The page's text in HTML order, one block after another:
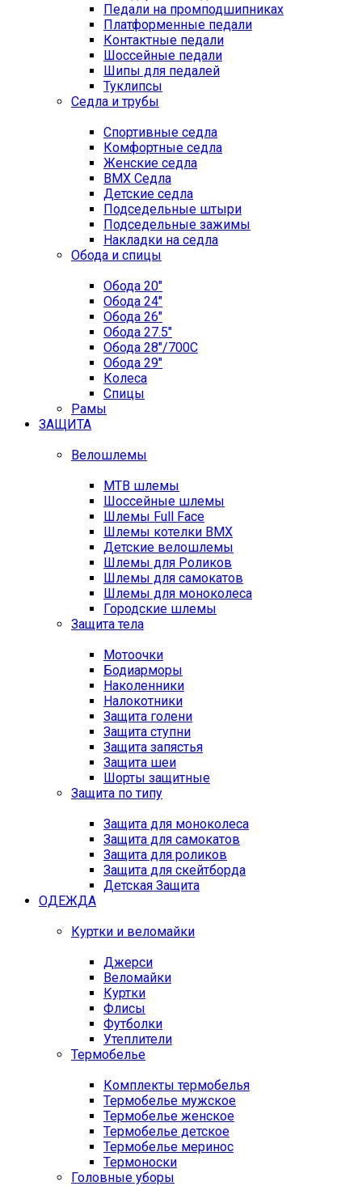
Педали на промподшипниках
Платформенные педали
Контактные педали
Шоссейные педали
Шипы для педалей
Туклипсы
Седла и трубы
Спортивные седла
Комфортные седла
Женские седла
BMX Седла
Детские седла
Подседельные штыри
Подседельные зажимы
Накладки на седла
Обода и спицы
Обода 20"
Обода 24"
Обода 26"
Обода 27.5"
Обода 28"/700C
Обода 29"
Колеса
Спицы
Рамы
ЗАЩИТА
Велошлемы
MTB шлемы
Шоссейные шлемы
Шлемы Full Face
Шлемы котелки BMX
Детские велошлемы
Шлемы для Роликов
Шлемы для самокатов
Шлемы для моноколеса
Городские шлемы
Защита тела
Мотоочки
Бодиарморы
Наколенники
Налокотники
Защита голени
Защита ступни
Защита запястья
Защита шеи
Шорты защитные
Защита по типу
Защита для моноколеса
Защита для самокатов
Защита для роликов
Защита для скейтборда
Детская Защита
ОДЕЖДА
Куртки и веломайки
Джерси
Веломайки
Куртки
Флисы
Футболки
Утеплители
Термобелье
Комплекты термобелья
Термобелье мужское
Термобелье женское
Термобелье детское
Термобелье меринос
Термоноски
Головные уборы